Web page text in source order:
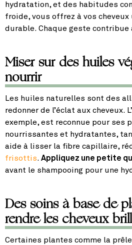
hydratation, et des habitudes
froide, vous offrez à vos cheveux
durable. Chaque geste
Miser sur des huiles
nourrir
Les huiles naturelles sont des
redonner de l’éclat aux cheveux.
exemple, est reconnue pour ses
nourrissantes et hydratantes,
aide à lisser la fibre capillaire,
frisottis. Appliquez une petite
avant le shampooing pour une
Des soins à base de
rendre les cheveux
Certaines plantes comme la